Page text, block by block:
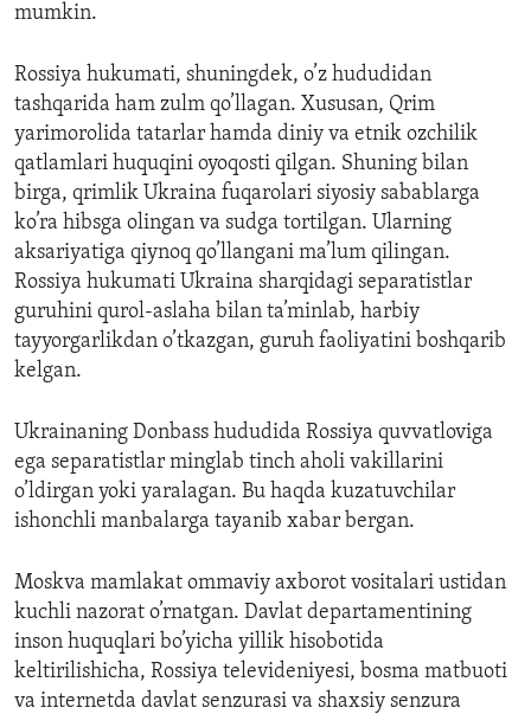
mumkin.
Rossiya hukumati, shuningdek, o’z hududidan
tashqarida ham zulm qo’llagan. Xususan, Qrim
yarimorolida tatarlar hamda diniy va etnik ozchilik
qatlamlari huquqini oyoqosti qilgan. Shuning bilan
birga, qrimlik Ukraina fuqarolari siyosiy sabablarga
ko’ra hibsga olingan va sudga tortilgan. Ularning
aksariyatiga qiynoq qo’llangani ma’lum qilingan.
Rossiya hukumati Ukraina sharqidagi separatistlar
guruhini qurol-aslaha bilan ta’minlab, harbiy
tayyorgarlikdan o’tkazgan, guruh faoliyatini boshqarib
kelgan.
Ukrainaning Donbass hududida Rossiya quvvatloviga
ega separatistlar minglab tinch aholi vakillarini
o’ldirgan yoki yaralagan. Bu haqda kuzatuvchilar
ishonchli manbalarga tayanib xabar bergan.
Moskva mamlakat ommaviy axborot vositalari ustidan
kuchli nazorat o’rnatgan. Davlat departamentining
inson huquqlari bo’yicha yillik hisobotida
keltirilishicha, Rossiya televideniyesi, bosma matbuoti
va internetda davlat senzurasi va shaxsiy senzura